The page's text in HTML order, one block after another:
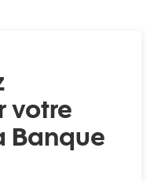
votre
Banque